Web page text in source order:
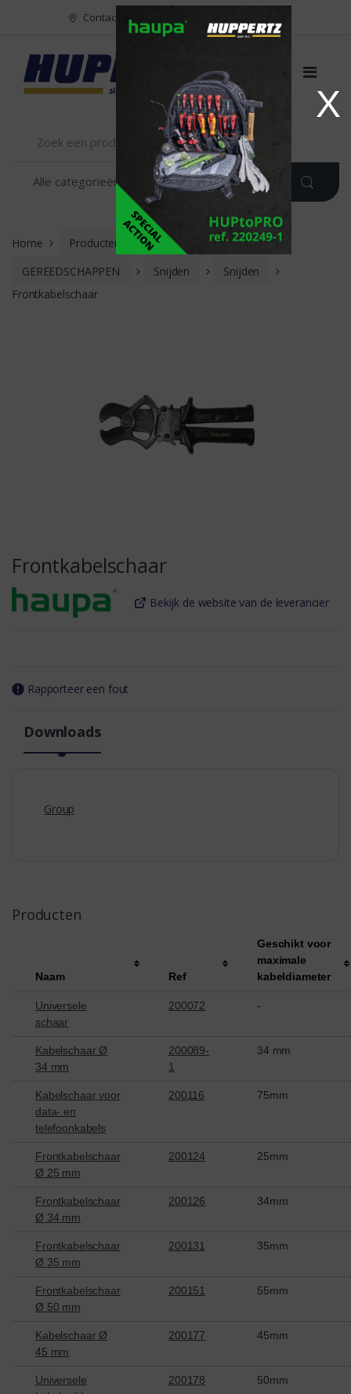
X
Contact
Home Producten
INSTALLATIE
GEREEDSCHAPPEN
Snijden
Snijden
Frontkabelschaar
Frontkabelschaar
Bekijk de website van de leverancier
Rapporteer een fout
Downloads
Group
Producten
Naam Ref
Geschikt voor
maximale
kabeldiameter
Universele
schaar
200072 -
Kabelschaar Ø
34 mm
200089-
1
34 mm
Kabelschaar voor
data- en
telefoonkabels
200116 75mm
Frontkabelschaar
Ø 25 mm
200124 25mm
Frontkabelschaar
Ø 34 mm
200126 34mm
Frontkabelschaar
Ø 35 mm
200131 35mm
Frontkabelschaar
Ø 50 mm
200151 55mm
Kabelschaar Ø
45 mm
200177 45mm
Universele
200178 50mm